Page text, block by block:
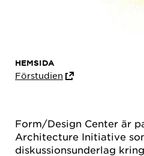
Form/Design Center är
Architecture Initiative
diskussionsunderlag
HEMSIDA
Förstudien